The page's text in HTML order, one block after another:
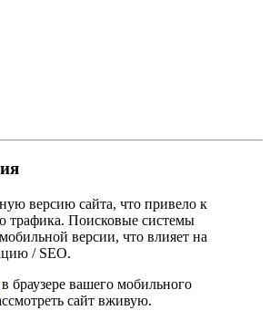
версию сайта, что привело к
трафика. Поисковые системы
версии, что влияет на
/ SEO.
в браузере вашего мобильного
сайт вживую.